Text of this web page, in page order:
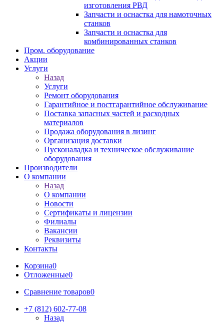
изготовления РВД
Запчасти и оснастка для намоточных
станков
Запчасти и оснастка для
комбинированных станков
Пром. оборудование
Акции
Услуги
Назад
Услуги
Ремонт оборудования
Гарантийное и постгарантийное обслуживание
Поставка запасных частей и расходных
материалов
Продажа оборудования в лизинг
Организация доставки
Пусконаладка и техническое обслуживание
оборудования
Производители
О компании
Назад
О компании
Новости
Сертификаты и лицензии
Филиалы
Вакансии
Реквизиты
Контакты
Корзина0
Отложенные0
Сравнение товаров0
+7 (812) 602-77-08
Назад